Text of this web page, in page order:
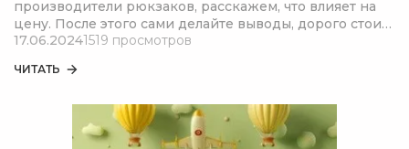
производители рюкзаков, расскажем, что влияет на
цену. После этого сами делайте выводы, дорого стоит
ранец или все-таки цены оправданы.
17.06.20241519 просмотров
ЧИТАТЬ